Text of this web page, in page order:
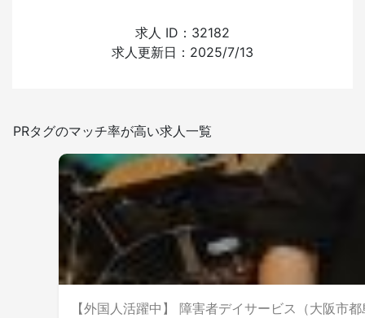
日本語を使う頻度
少ない
喫煙室設置
求人 ID：32182
求人更新日：2025/7/13
PRタグのマッチ率が高い求人一覧
【外国人活躍中】 障害者デイサービス（大阪市